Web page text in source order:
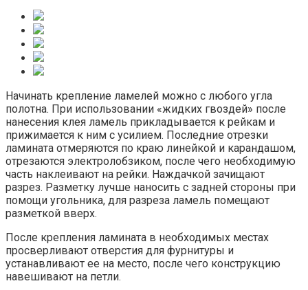
Начинать крепление ламелей можно с любого угла
полотна. При использовании «жидких гвоздей» после
нанесения клея ламель прикладывается к рейкам и
прижимается к ним с усилием. Последние отрезки
ламината отмеряются по краю линейкой и карандашом,
отрезаются электролобзиком, после чего необходимую
часть наклеивают на рейки. Наждачкой зачищают
разрез. Разметку лучше наносить с задней стороны при
помощи угольника, для разреза ламель помещают
разметкой вверх.
После крепления ламината в необходимых местах
просверливают отверстия для фурнитуры и
устанавливают ее на место, после чего конструкцию
навешивают на петли.